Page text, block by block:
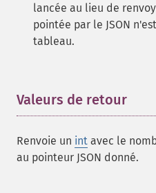
lancée au lieu de
pointée par le JSON
tableau.
Valeurs de retour
Renvoie un int avec le
au pointeur JSON donné.